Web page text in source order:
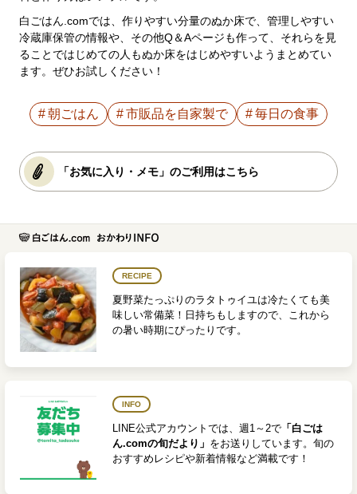
白ごはん.comでは、作りやすい分量のぬか床で、管理しやすい
冷蔵庫保管の情報や、その他Q＆Aページも作って、それらを見
ることではじめての人もぬか床をはじめやすいようまとめてい
ます。ぜひお試しください！
朝ごはん 市販品を自家製で 毎日の食事
「お気に入り・メモ」のご利用はこちら
RECIPE
夏野菜たっぷりのラタトゥイユは冷たくても美
味しい常備菜！日持ちもしますので、これから
の暑い時期にぴったりです。
INFO
LINE公式アカウントでは、週1～2で 「白ごは
ん.comの旬だより」 をお送りしています。旬の
おすすめレシピや新着情報など満載です！